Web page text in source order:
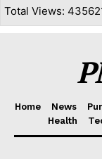
Total Views:
Home News
Health